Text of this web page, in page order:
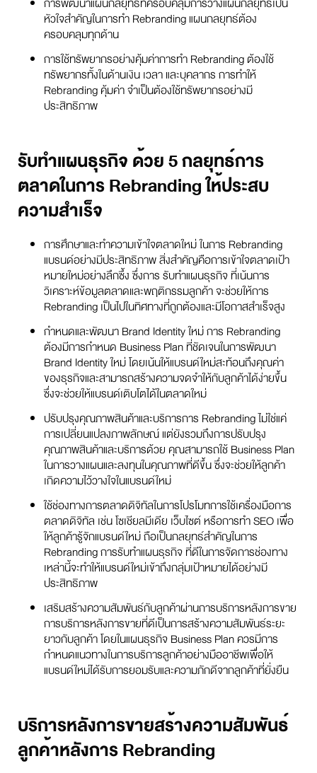
หัวใจสำคัญในการทำ Rebranding แผนกลยุทธ์ต้อง
ครอบคลุมทุกด้าน
การใช้ทรัพยากรอย่างคุ้มค่าการทำ Rebranding ต้องใช้
ทรัพยากรทั้งในด้านเงิน เวลา และบุคลากร การทำให้
Rebranding คุ้มค่า จำเป็นต้องใช้ทรัพยากรอย่างมี
ประสิทธิภาพ
รับทำแผนธุรกิจ ด้วย 5 กลยุทธ์การ
ตลาดในการ Rebranding ให้ประสบ
ความสำเร็จ
การศึกษาและทำความเข้าใจตลาดใหม่ ในการ Rebranding
แบรนด์อย่างมีประสิทธิภาพ สิ่งสำคัญคือการเข้าใจตลาดเป้า
หมายใหม่อย่างลึกซึ้ง ซึ่งการ รับทำแผนธุรกิจ ที่เน้นการ
วิเคราะห์ข้อมูลตลาดและพฤติกรรมลูกค้า จะช่วยให้การ
Rebranding เป็นไปในทิศทางที่ถูกต้องและมีโอกาสสำเร็จสูง
กำหนดและพัฒนา Brand Identity ใหม่ การ Rebranding
ต้องมีการกำหนด Business Plan ที่ชัดเจนในการพัฒนา
Brand Identity ใหม่ โดยเน้นให้แบรนด์ใหม่สะท้อนถึงคุณค่า
ของธุรกิจและสามารถสร้างความจดจำให้กับลูกค้าได้ง่ายขึ้น
ซึ่งจะช่วยให้แบรนด์เติบโตได้ในตลาดใหม่
ปรับปรุงคุณภาพสินค้าและบริการการ Rebranding ไม่ใช่แค่
การเปลี่ยนแปลงภาพลักษณ์ แต่ยังรวมถึงการปรับปรุง
คุณภาพสินค้าและบริการด้วย คุณสามารถใช้ Business Plan
ในการวางแผนและลงทุนในคุณภาพที่ดีขึ้น ซึ่งจะช่วยให้ลูกค้า
เกิดความไว้วางใจในแบรนด์ใหม่
ใช้ช่องทางการตลาดดิจิทัลในการโปรโมทการใช้เครื่องมือการ
ตลาดดิจิทัล เช่น โซเชียลมีเดีย เว็บไซต์ หรือการทำ SEO เพื่อ
ให้ลูกค้ารู้จักแบรนด์ใหม่ ถือเป็นกลยุทธ์สำคัญในการ
Rebranding การรับทำแผนธุรกิจ ที่ดีในการจัดการช่องทาง
เหล่านี้จะทำให้แบรนด์ใหม่เข้าถึงกลุ่มเป้าหมายได้อย่างมี
ประสิทธิภาพ
เสริมสร้างความสัมพันธ์กับลูกค้าผ่านการบริการหลังการขาย
การบริการหลังการขายที่ดีเป็นการสร้างความสัมพันธ์ระยะ
ยาวกับลูกค้า โดยในแผนธุรกิจ Business Plan ควรมีการ
กำหนดแนวทางในการบริการลูกค้าอย่างมืออาชีพเพื่อให้
แบรนด์ใหม่ได้รับการยอมรับและความภักดีจากลูกค้าที่ยั่งยืน
บริการหลังการขายสร้างความสัมพันธ์
ลูกค้าหลังการ Rebranding